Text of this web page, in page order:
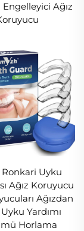
Ağız
Ronkari Uyku
Ağız Koruyucu
Ağızdan
Yardımı
Horlama